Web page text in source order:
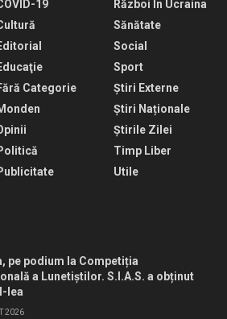
19
Categorie
Război În Ucraina
Sănătate
Social
Sport
Știri Externe
Știri Naționale
Știrile Zilei
Timp Liber
Utile
pe podium la Competiția
a Lunetiștilor. S.I.A.S. a obținut
lea
2026